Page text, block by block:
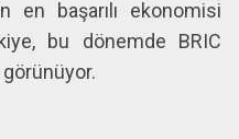
en başarılı ekonomisi
bu dönemde BRIC